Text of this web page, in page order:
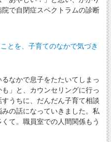
で自閉症スペクトラムの診断
とを、子育てのなかで気づき
なかで息子をたたいてしまっ
」と、カウンセリングに行っ
うちに、だんだん子育て相談
の話になっていきました。私
て。職員室での人間関係もう